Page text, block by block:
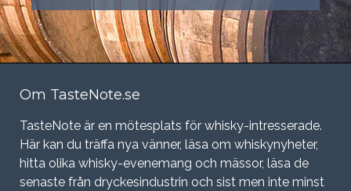
Om TasteNote.se
TasteNote är en mötesplats för whisky-intresserade.
Här kan du träffa nya vänner, läsa om whiskynyheter,
hitta olika whisky-evenemang och mässor, läsa de
senaste från dryckesindustrin och sist men inte minst